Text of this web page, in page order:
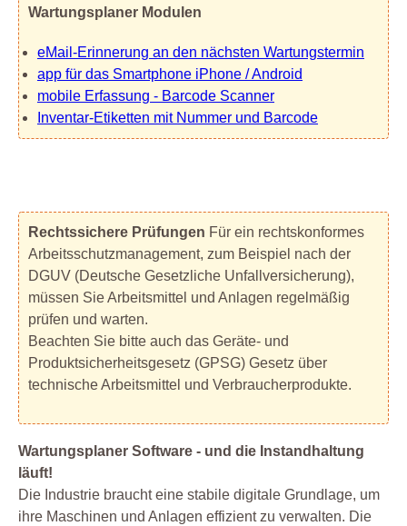
Wartungsplaner Modulen
eMail-Erinnerung an den nächsten Wartungstermin
app für das Smartphone iPhone / Android
mobile Erfassung - Barcode Scanner
Inventar-Etiketten mit Nummer und Barcode
Rechtssichere Prüfungen Für ein rechtskonformes
Arbeitsschutzmanagement, zum Beispiel nach der
DGUV (Deutsche Gesetzliche Unfallversicherung),
müssen Sie Arbeitsmittel und Anlagen regelmäßig
prüfen und warten.
Beachten Sie bitte auch das Geräte- und
Produktsicherheitsgesetz (GPSG) Gesetz über
technische Arbeitsmittel und Verbraucherprodukte.
Wartungsplaner Software - und die Instandhaltung
läuft!
Die Industrie braucht eine stabile digitale Grundlage, um
ihre Maschinen und Anlagen effizient zu verwalten. Die